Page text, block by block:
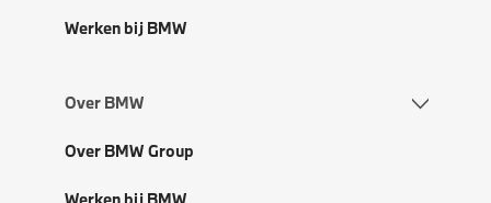
Werken bij BMW
Over BMW
Over BMW Group